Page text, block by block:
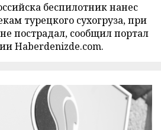
беспилотник нанес
турецкого сухогруза, при
пострадал, сообщил портал
Haberdenizde.com.